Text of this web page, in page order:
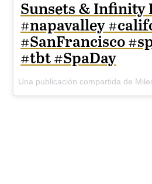
Sunsets & Infinity
#napavalley
#SanFrancisco
#tbt #SpaDay